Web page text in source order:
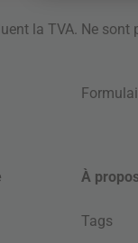
la TVA. Ne sont
À
Tags